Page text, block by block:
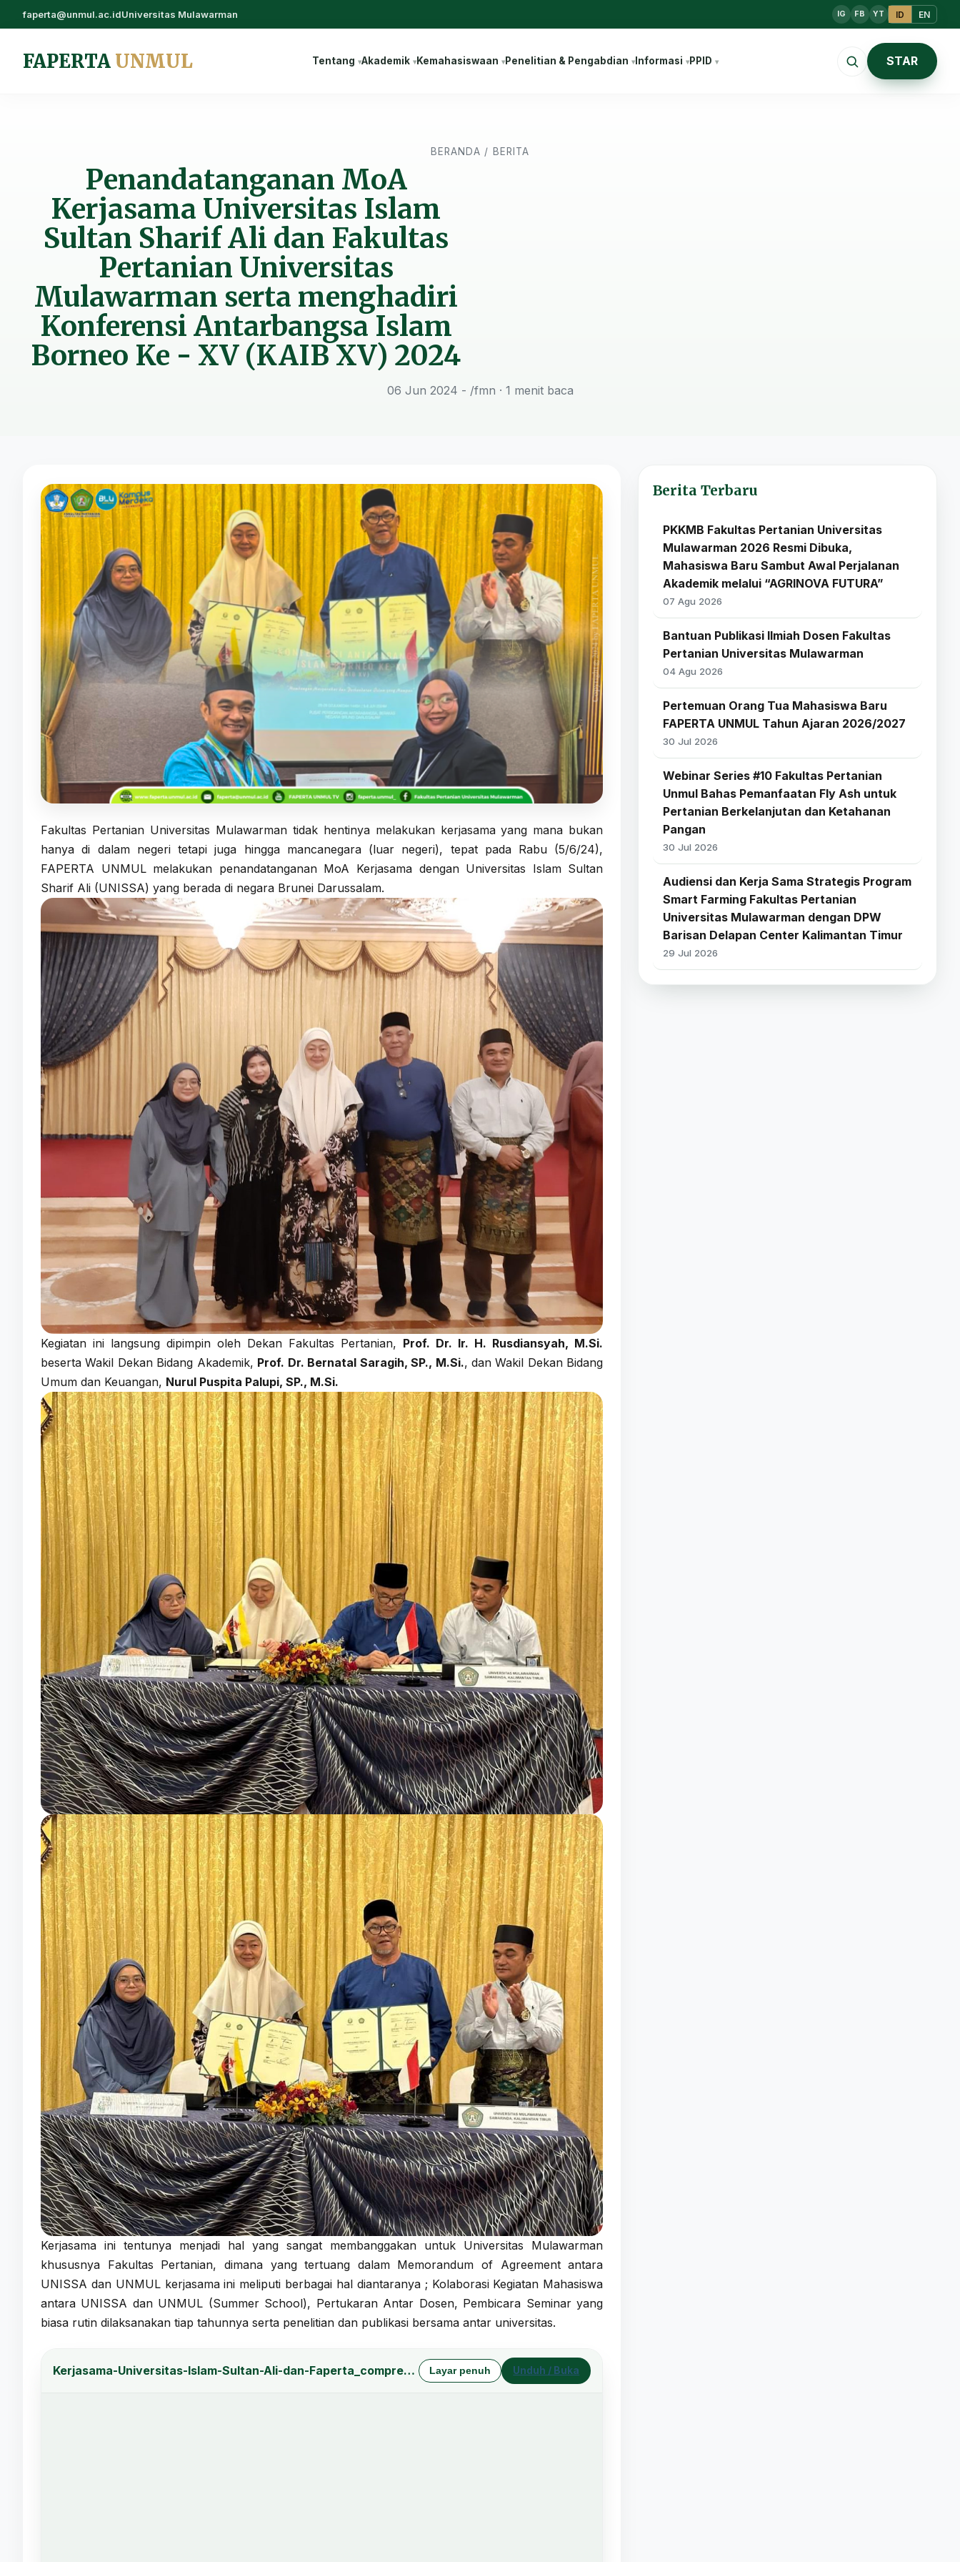
faperta@unmul.ac.idUniversitas Mulawarman IG FB YT ID EN
FAPERTA UNMUL Tentang Akademik Kemahasiswaan Penelitian & Pengabdian Informasi PPID STAR
BERANDA / BERITA
Penandatanganan MoA
Kerjasama Universitas Islam
Sultan Sharif Ali dan Fakultas
Pertanian Universitas
Mulawarman serta menghadiri
Konferensi Antarbangsa Islam
Borneo Ke - XV (KAIB XV) 2024
06 Jun 2024 - /fmn · 1 menit baca
Fakultas Pertanian Universitas Mulawarman tidak hentinya melakukan kerjasama yang mana bukan
hanya di dalam negeri tetapi juga hingga mancanegara (luar negeri), tepat pada Rabu (5/6/24),
FAPERTA UNMUL melakukan penandatanganan MoA Kerjasama dengan Universitas Islam Sultan
Sharif Ali (UNISSA) yang berada di negara Brunei Darussalam.
Kegiatan ini langsung dipimpin oleh Dekan Fakultas Pertanian, Prof. Dr. Ir. H. Rusdiansyah, M.Si.
beserta Wakil Dekan Bidang Akademik, Prof. Dr. Bernatal Saragih, SP., M.Si., dan Wakil Dekan Bidang
Umum dan Keuangan, Nurul Puspita Palupi, SP., M.Si.
Kerjasama ini tentunya menjadi hal yang sangat membanggakan untuk Universitas Mulawarman
khususnya Fakultas Pertanian, dimana yang tertuang dalam Memorandum of Agreement antara
UNISSA dan UNMUL kerjasama ini meliputi berbagai hal diantaranya ; Kolaborasi Kegiatan Mahasiswa
antara UNISSA dan UNMUL (Summer School), Pertukaran Antar Dosen, Pembicara Seminar yang
biasa rutin dilaksanakan tiap tahunnya serta penelitian dan publikasi bersama antar universitas.
Kerjasama-Universitas-Islam-Sultan-Ali-dan-Faperta_compressed.pdf Layar penuh Unduh / Buka
Berita Terbaru
PKKMB Fakultas Pertanian Universitas
Mulawarman 2026 Resmi Dibuka,
Mahasiswa Baru Sambut Awal Perjalanan
Akademik melalui “AGRINOVA FUTURA”
07 Agu 2026
Bantuan Publikasi Ilmiah Dosen Fakultas
Pertanian Universitas Mulawarman
04 Agu 2026
Pertemuan Orang Tua Mahasiswa Baru
FAPERTA UNMUL Tahun Ajaran 2026/2027
30 Jul 2026
Webinar Series #10 Fakultas Pertanian
Unmul Bahas Pemanfaatan Fly Ash untuk
Pertanian Berkelanjutan dan Ketahanan
Pangan
30 Jul 2026
Audiensi dan Kerja Sama Strategis Program
Smart Farming Fakultas Pertanian
Universitas Mulawarman dengan DPW
Barisan Delapan Center Kalimantan Timur
29 Jul 2026